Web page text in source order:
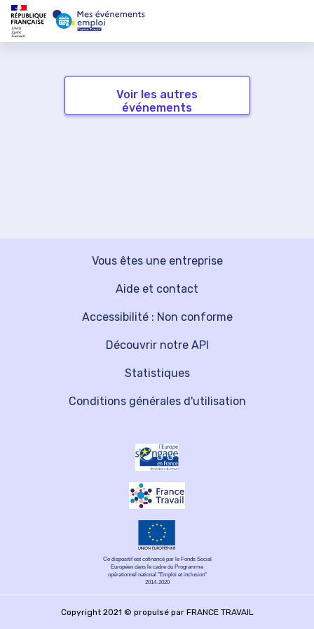
Voir les autres
événements
Vous êtes une entreprise
Découvrir notre API
Aide et contact
Statistiques
Accessibilité : Non conforme
Conditions générales d'utilisation
Ce dispositif est cofinancé par le Fonds Social
Européen dans le cadre du Programme
opérationnel national "Emploi et inclusion"
2014-2020
Copyright 2021 © propulsé par FRANCE TRAVAIL